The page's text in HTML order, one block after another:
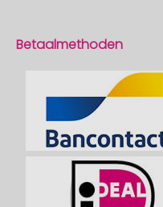
Betaalmethoden